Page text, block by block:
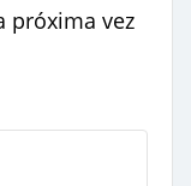
próxima vez